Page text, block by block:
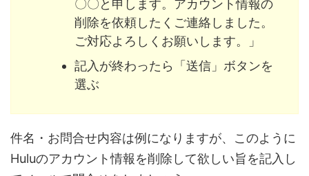
〇〇と申します。アカウント情報の
削除を依頼したくご連絡しました。
ご対応よろしくお願いします。」
記入が終わったら「送信」ボタンを
選ぶ
件名・お問合せ内容は例になりますが、このように
Huluのアカウント情報を削除して欲しい旨を記入し